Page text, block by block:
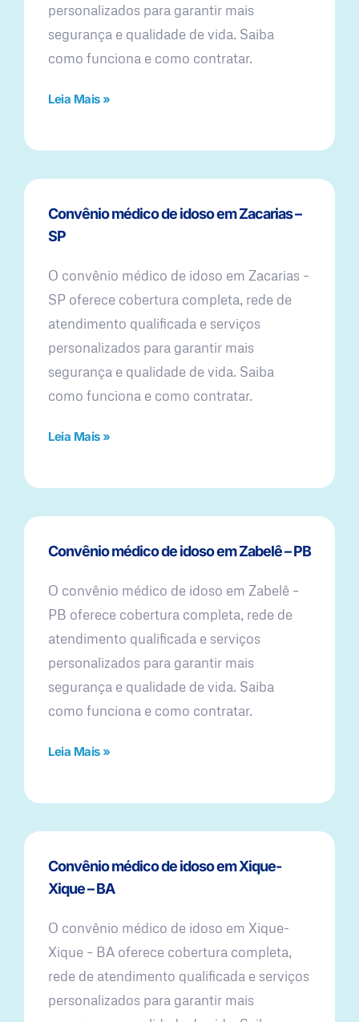
personalizados para garantir mais
segurança e qualidade de vida. Saiba
como funciona e como contratar.
Leia Mais »
Convênio médico de idoso em Zacarias –
SP
O convênio médico de idoso em Zacarias –
SP oferece cobertura completa, rede de
atendimento qualificada e serviços
personalizados para garantir mais
segurança e qualidade de vida. Saiba
como funciona e como contratar.
Leia Mais »
Convênio médico de idoso em Zabelê – PB
O convênio médico de idoso em Zabelê –
PB oferece cobertura completa, rede de
atendimento qualificada e serviços
personalizados para garantir mais
segurança e qualidade de vida. Saiba
como funciona e como contratar.
Leia Mais »
Convênio médico de idoso em Xique-
Xique – BA
O convênio médico de idoso em Xique-
Xique – BA oferece cobertura completa,
rede de atendimento qualificada e serviços
personalizados para garantir mais